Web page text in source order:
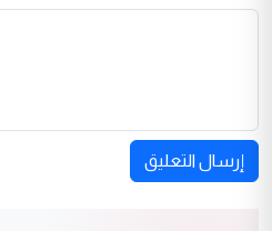
إرسال التعليق